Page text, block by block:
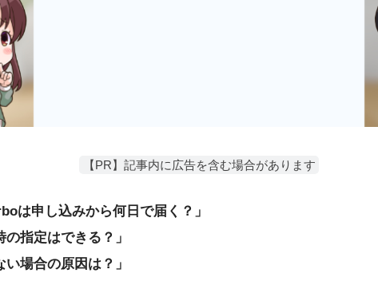
【PR】記事内に広告を含む場合があります
は申し込みから何日で届く？」
の指定はできる？」
い場合の原因は？」